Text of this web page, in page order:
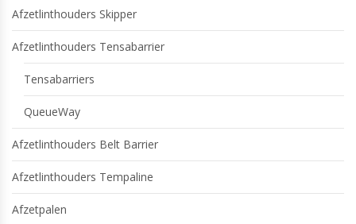
Afzetlinthouders Skipper
Afzetlinthouders Tensabarrier
Tensabarriers
QueueWay
Afzetlinthouders Belt Barrier
Afzetlinthouders Tempaline
Afzetpalen